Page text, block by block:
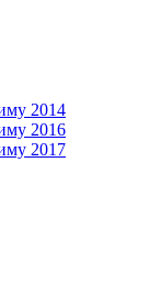
2014
2016
2017